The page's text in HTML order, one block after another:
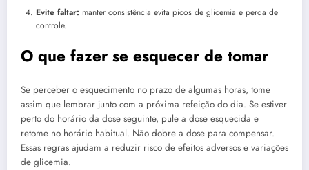
Evite faltar: manter consistência evita picos de glicemia e perda de
controle.
O que fazer se esquecer de tomar
Se perceber o esquecimento no prazo de algumas horas, tome
assim que lembrar junto com a próxima refeição do dia. Se estiver
perto do horário da dose seguinte, pule a dose esquecida e
retome no horário habitual. Não dobre a dose para compensar.
Essas regras ajudam a reduzir risco de efeitos adversos e variações
de glicemia.